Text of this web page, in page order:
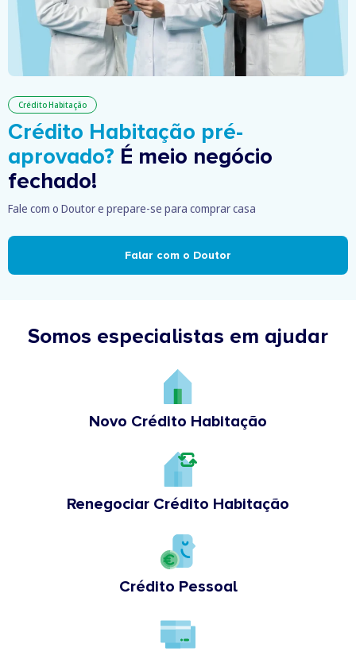
Crédito Habitação
Crédito Habitação pré-
aprovado? É meio negócio
fechado!
Fale com o Doutor e prepare-se para comprar casa
Falar com o Doutor
Somos especialistas em ajudar
Novo Crédito Habitação
Renegociar Crédito Habitação
Crédito Pessoal